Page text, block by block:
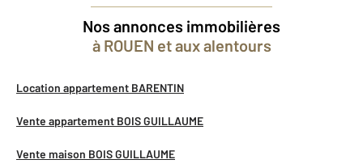
Nos annonces immobilières
à ROUEN et aux alentours
Location appartement BARENTIN
Vente appartement BOIS GUILLAUME
Vente maison BOIS GUILLAUME